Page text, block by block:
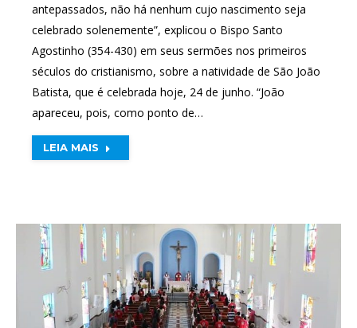
antepassados, não há nenhum cujo nascimento seja
celebrado solenemente”, explicou o Bispo Santo
Agostinho (354-430) em seus sermões nos primeiros
séculos do cristianismo, sobre a natividade de São João
Batista, que é celebrada hoje, 24 de junho. “João
apareceu, pois, como ponto de…
LEIA MAIS